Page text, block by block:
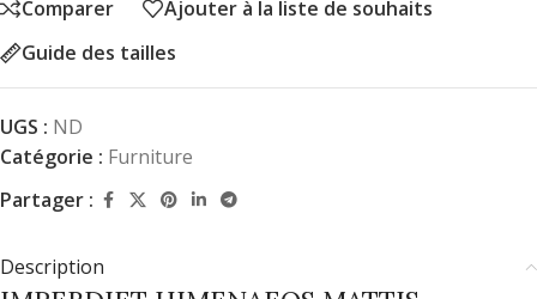
Comparer
Ajouter à la liste de souhaits
Guide des tailles
UGS : ND
Catégorie : Furniture
Partager :
Description